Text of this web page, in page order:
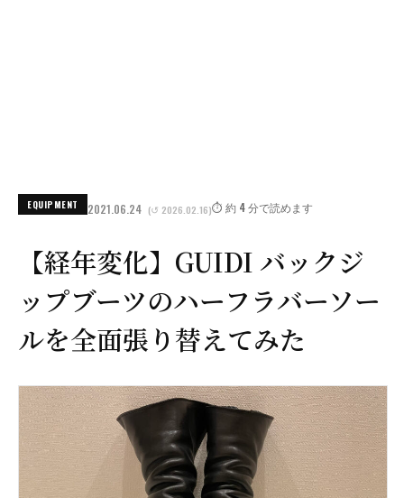
EQUIPMENT 2021.06.24 (↺ 2026.02.16)⏱️ 約 4 分で読めます
【経年変化】GUIDI バックジ
ップブーツのハーフラバーソー
ルを全面張り替えてみた